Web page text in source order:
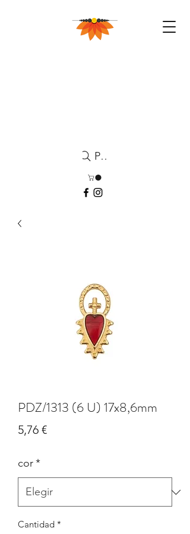
Pesquisa
PDZ/1313 (6 U) 17x8,6mm
5,76 €Precio
cor*
Cantidad *